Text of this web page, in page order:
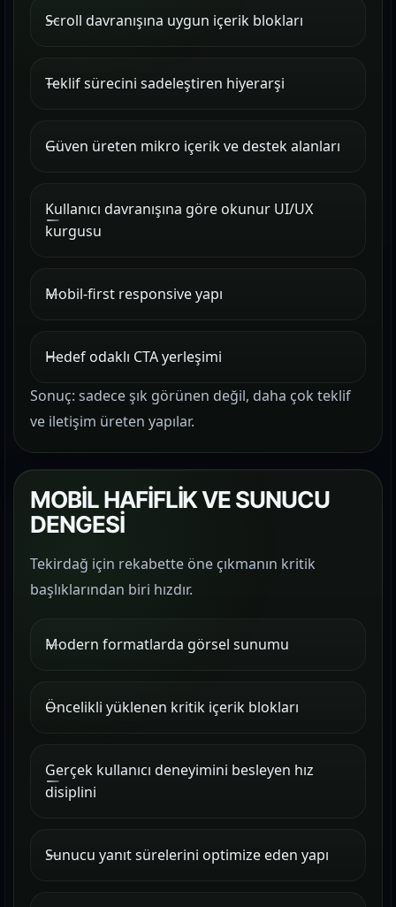
Scroll davranışına uygun içerik blokları
Teklif sürecini sadeleştiren hiyerarşi
Güven üreten mikro içerik ve destek alanları
Kullanıcı davranışına göre okunur UI/UX
kurgusu
Mobil-first responsive yapı
Hedef odaklı CTA yerleşimi
Sonuç: sadece şık görünen değil, daha çok teklif
ve iletişim üreten yapılar.
MOBİL HAFİFLİK VE SUNUCU
DENGESİ
Tekirdağ için rekabette öne çıkmanın kritik
başlıklarından biri hızdır.
Modern formatlarda görsel sunumu
Öncelikli yüklenen kritik içerik blokları
Gerçek kullanıcı deneyimini besleyen hız
disiplini
Sunucu yanıt sürelerini optimize eden yapı